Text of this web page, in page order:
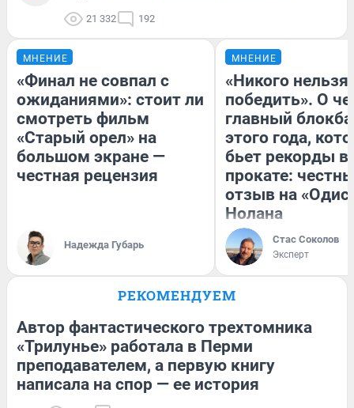
21 332 192
МНЕНИЕ
«Финал не совпал с
ожиданиями»: стоит ли
смотреть фильм
«Старый орел» на
большом экране —
честная рецензия
Надежда Губарь
МНЕНИЕ
«Никого нельзя
победить». О
главный
этого года,
бьет рекорды в
прокате:
отзыв на
Нолана
Стас Соколов
Эксперт
РЕКОМЕНДУЕМ
Автор фантастического трехтомника
«Трилунье» работала в Перми
преподавателем, а первую книгу
написала на спор — ее история